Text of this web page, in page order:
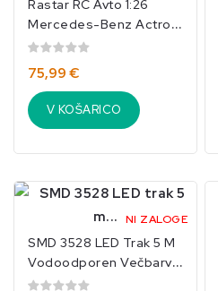
Rastar RC Avto 1:26
Mercedes-Benz Actros
Rdeč/IKO-3530
75,99 €
V KOŠARICO
NI ZALOGE
SMD 3528 LED Trak 5 M
Vodoodporen Večbarvni
Daljinski